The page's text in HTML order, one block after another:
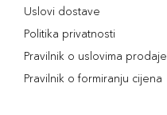
Uslovi dostave
Politika privatnosti
Pravilnik o uslovima prodaje
Pravilnik o formiranju cijena